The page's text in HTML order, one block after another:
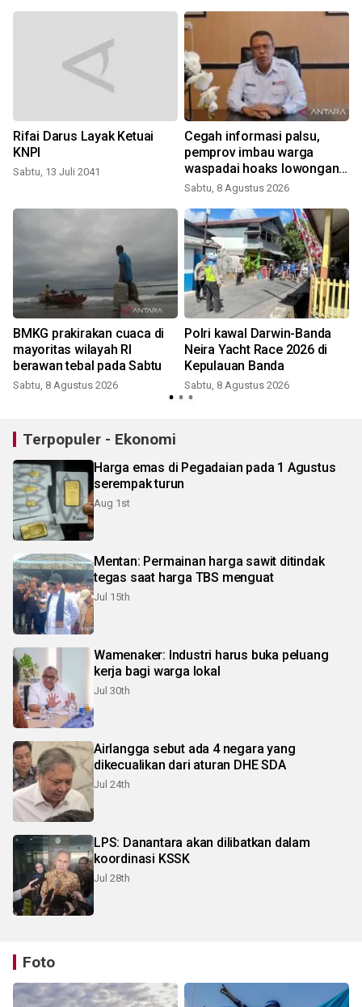
Rifai Darus Layak Ketuai
KNPI
Sabtu, 13 Juli 2041
Cegah informasi palsu,
pemprov imbau warga
waspadai hoaks lowongan
kerja Blok Masela
Sabtu, 8 Agustus 2026
BMKG prakirakan cuaca di
mayoritas wilayah RI
berawan tebal pada Sabtu
Sabtu, 8 Agustus 2026
Polri kawal Darwin-Banda
Neira Yacht Race 2026 di
Kepulauan Banda
Sabtu, 8 Agustus 2026
Terpopuler - Ekonomi
Harga emas di Pegadaian pada 1 Agustus
serempak turun
Aug 1st
Mentan: Permainan harga sawit ditindak
tegas saat harga TBS menguat
Jul 15th
Wamenaker: Industri harus buka peluang
kerja bagi warga lokal
Jul 30th
Airlangga sebut ada 4 negara yang
dikecualikan dari aturan DHE SDA
Jul 24th
LPS: Danantara akan dilibatkan dalam
koordinasi KSSK
Jul 28th
Foto